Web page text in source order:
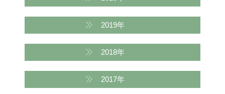
2019年
2018年
2017年